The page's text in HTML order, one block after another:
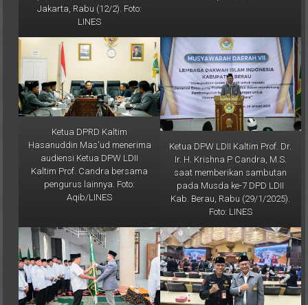
LINES
Ketua DPRD Kaltim
Hasanuddin Mas'ud menerima
audiensi Ketua DPW LDII
Kaltim Prof. Candra bersama
pengurus lainnya. Foto:
Aqib/LINES
Ketua DPW LDII Kaltim Prof. Dr.
Ir. H. Krishna P Candra, M.S.
saat memberikan sambutan
pada Musda ke-7 DPD LDII
Kab. Berau, Rabu (29/1/2025).
Foto: LINES